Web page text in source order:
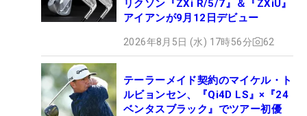
リクソン『ZXi R/5/7』＆『ZXiU』
アイアンが9月12日デビュー
2026年8月5日 (水) 17時56分 62
テーラーメイド契約のマイケル・ト
ルビョンセン、『Qi4D LS』×『24
ベンタスブラック』でツアー初優